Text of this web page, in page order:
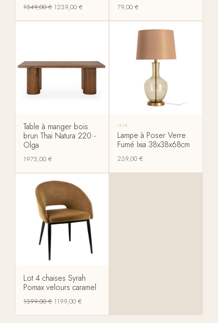
1349,00€ 1239,00€ 79,00 €
Table à manger bois
brun Thai Natura 220 -
Olga
1975,00€
IXIA
Lampe à Poser Verre
Fumé Ixia 38x38x68cm
239,00 €
Lot 4 chaises Syrah
Pomax velours caramel
1399,00€ 1199,00€